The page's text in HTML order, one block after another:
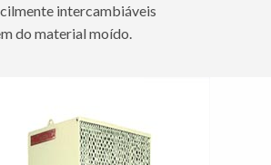
intercambiáveis
do material moído.